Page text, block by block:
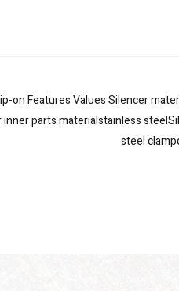
on Features Values Silencer
parts materialstainless
steel